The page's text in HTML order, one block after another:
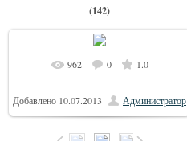
(142)
В реальном размере 978x229
140.7Kb
962 0 1.0
Добавлено 10.07.2013 Администратор